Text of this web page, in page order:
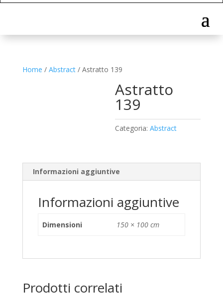
Home / Abstract/ Astratto 139
Astratto
139
Categoria:Abstract
Informazioni aggiuntive
Informazioni aggiuntive
Dimensioni 150 × 100 cm
Prodotti correlati